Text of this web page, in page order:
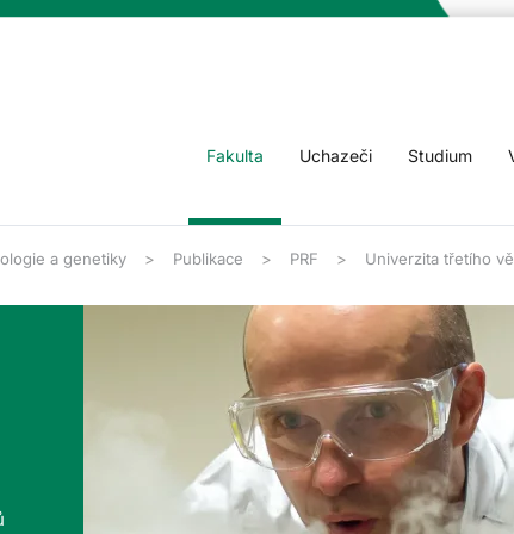
Fakulta Uchazeči Studium
a genetiky Publikace PRF Univerzita třetího